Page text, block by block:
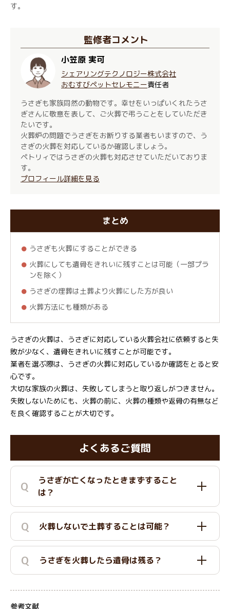
す。
監修者コメント
小笠原 実可
シェアリングテクノロジー株式会社
おむすびペットセレモニー責任者
うさぎも家族同然の動物です。幸せをいっぱいくれたうさ
ぎさんに敬意を表して、ご火葬で弔うことをしていただき
たいです。
火葬炉の問題でうさぎをお断りする業者もいますので、う
さぎの火葬を対応しているか確認しましょう。
ペトリィではうさぎの火葬も対応させていただいておりま
す。
プロフィール詳細を見る
まとめ
うさぎも火葬にすることができる
火葬にしても遺骨をきれいに残すことは可能（一部プラ
ンを除く）
うさぎの埋葬は土葬より火葬にした方が良い
火葬方法にも種類がある
うさぎの火葬は、うさぎに対応している火葬会社に依頼すると失
敗が少なく、遺骨をきれいに残すことが可能です。
業者を選ぶ際は、うさぎの火葬に対応しているか確認をとると安
心です。
大切な家族の火葬は、失敗してしまうと取り返しがつきません。
失敗しないためにも、火葬の前に、火葬の種類や返骨の有無など
を良く確認することが大切です。
よくあるご質問
Q
うさぎが亡くなったときまずすること
は？
Q 火葬しないで土葬することは可能？
Q うさぎを火葬したら遺骨は残る？
参考文献